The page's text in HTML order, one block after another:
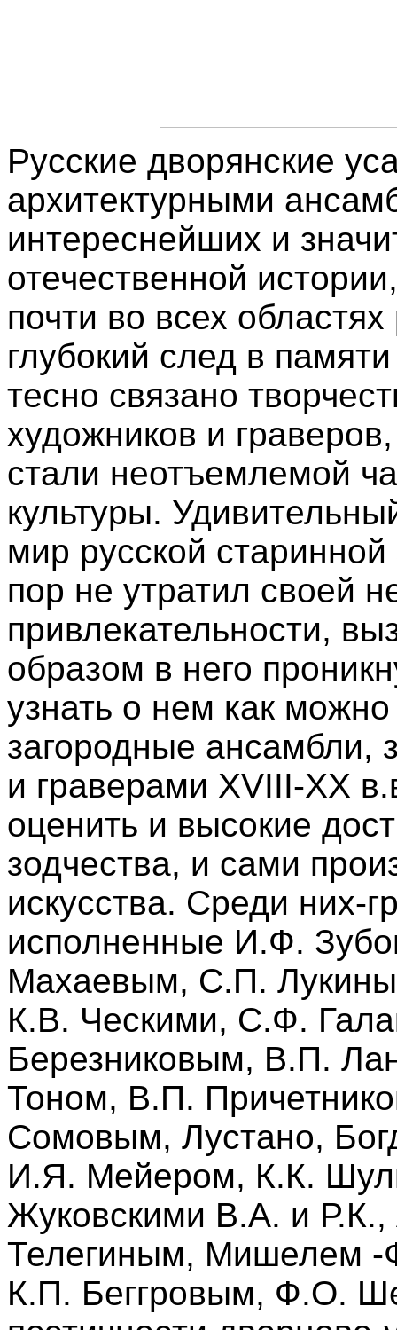
Русские дворянские
архитектурными
интереснейших и
отечественной
почти во всех
глубокий след в
тесно связано
художников и
стали неотъемлемой
культуры.
мир русской
пор не утратил своей
привлекательности,
образом в него
узнать о нем как
загородные ансамбли,
и граверами XVIII-XX
оценить и высокие
зодчества, и сами
искусства. Среди них-
исполненные И.Ф.
Махаевым, С.П.
К.В. Ческими, С.Ф.
Березниковым, В.П.
Тоном, В.П.
Сомовым, Лустано,
И.Я. Мейером, К.К.
Жуковскими В.А. и
Телегиным, Мишелем -
К.П. Беггровым, Ф.О.